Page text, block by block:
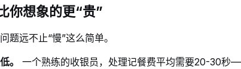
你想象的更“贵”
题远不止“慢”这么简单。
。
一个熟练的收银员，处理记餐费平均需要20-30秒